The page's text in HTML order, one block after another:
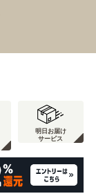
明日お届け
サービス